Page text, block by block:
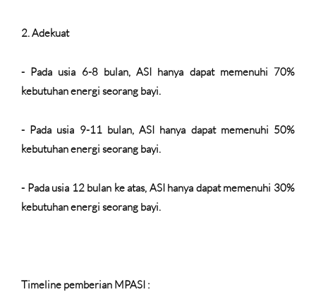
2.Adekuat
- Pada usia 6-8 bulan, ASI hanya dapat memenuhi 70%
kebutuhan energi seorang bayi.
- Pada usia 9-11 bulan, ASI hanya dapat memenuhi 50%
kebutuhan energi seorang bayi.
- Pada usia 12 bulan ke atas, ASI hanya dapat memenuhi 30%
kebutuhan energi seorang bayi.
Timeline pemberian MPASI :